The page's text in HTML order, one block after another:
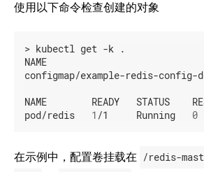
使用以下命令检查创建的对象
> kubectl get -k .
NAME
configmap/example-redis-config-
NAME        READY   STATUS
pod/redis 1 /1     Running 0
在示例中，配置卷挂载在 /redis-